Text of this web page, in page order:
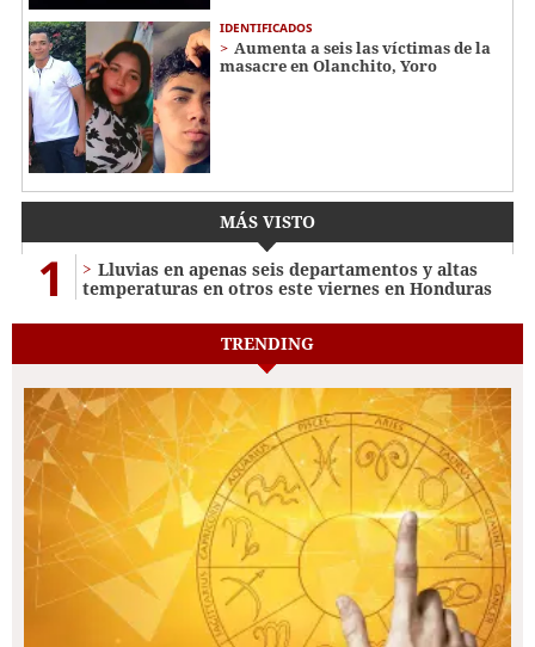
IDENTIFICADOS
Aumenta a seis las víctimas de la
masacre en Olanchito, Yoro
MÁS VISTO
1
Lluvias en apenas seis departamentos y altas
temperaturas en otros este viernes en Honduras
TRENDING